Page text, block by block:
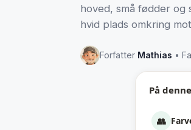
hoved, små fødder
hvid plads omkring
Forfatter Mathias •
På
👥